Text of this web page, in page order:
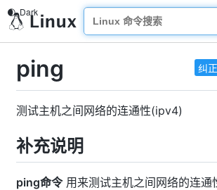
纠
ping
测试主机之间网络的连通性(ipv4)
补充说明
ping命令用来测试主机之间网络的连通